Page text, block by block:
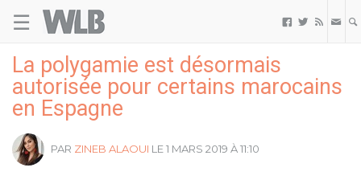
☰   
La polygamie est désormais
autorisée pour certains marocains
en Espagne
PAR ZINEB ALAOUI LE 1 MARS 2019 À 11:10